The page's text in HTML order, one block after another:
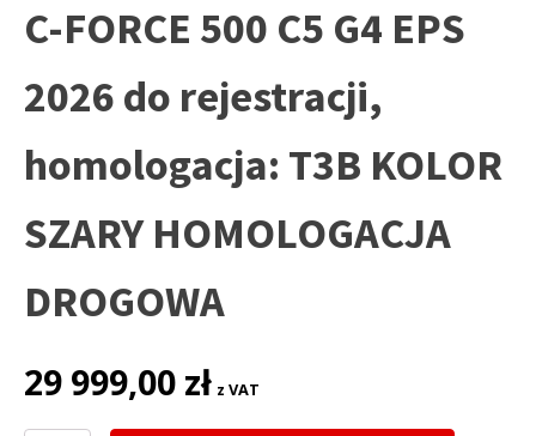
C-FORCE 500 C5 G4 EPS
2026 do rejestracji,
homologacja: T3B KOLOR
SZARY HOMOLOGACJA
DROGOWA
29 999,00 zł z VAT